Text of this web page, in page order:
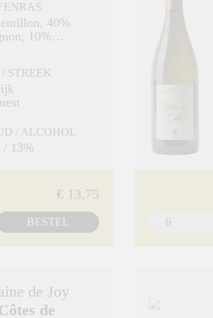
40%
10%
STREEK
/ ALCOHOL
/ 13%
€ 13,75
BESTEL
de Joy
de